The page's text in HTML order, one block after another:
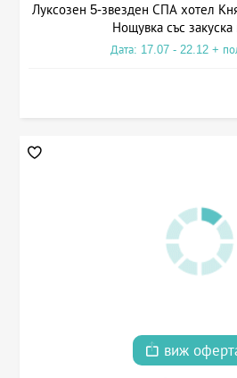
Луксозен 5-звезден СПА хотел
Нощувка със закуска
Дата: 17.07 - 22.12 +
виж